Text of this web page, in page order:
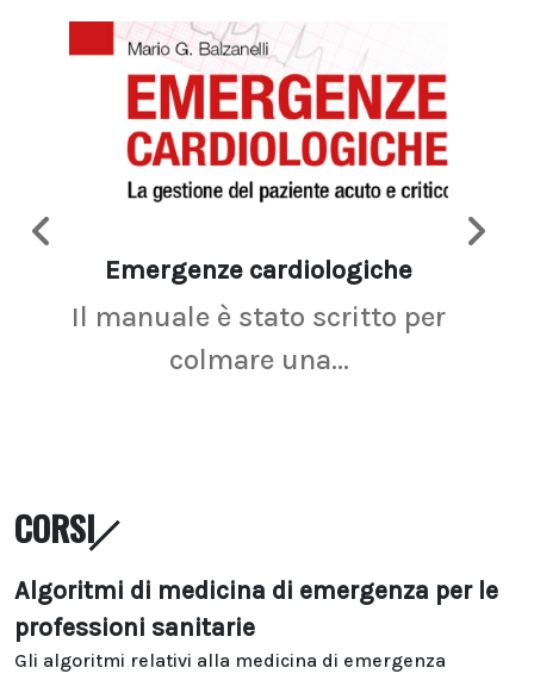
Emergenze cardiologiche
Il manuale è stato scritto per
colmare una...
CORSI
Algoritmi di medicina di emergenza per le
professioni sanitarie
Gli algoritmi relativi alla medicina di emergenza